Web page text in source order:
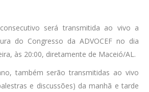
será transmitida ao vivo a
do Congresso da ADVOCEF no dia
às 20:00, diretamente de Maceió/AL.
também serão transmitidas ao vivo
e discussões) da manhã e tarde